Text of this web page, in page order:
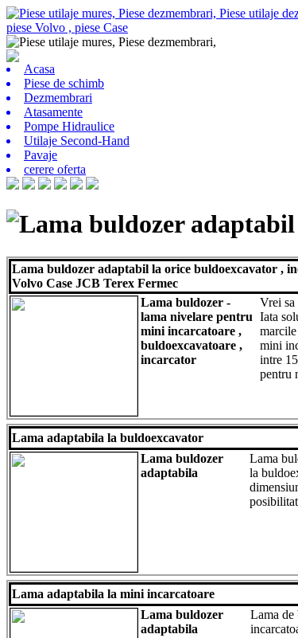
Acasa
Piese de schimb
Dezmembrari
Atasamente
Pompe Hidraulice
Utilaje Second-Hand
Pavaje
cerere oferta
Lama buldozer adaptabil
Lama buldozer adaptabil la orice buldoexcavator ,
Volvo Case JCB Terex Fermec
Lama buldozer -
lama nivelare pentru
mini incarcatoare ,
buldoexcavatoare ,
incarcator
Vrei
Iata
mini
intre
pentru
Lama adaptabila la buldoexcavator
Lama buldozer
adaptabila
Lama
la
Lama adaptabila la mini incarcatoare
Lama buldozer
adaptabila
Lama de